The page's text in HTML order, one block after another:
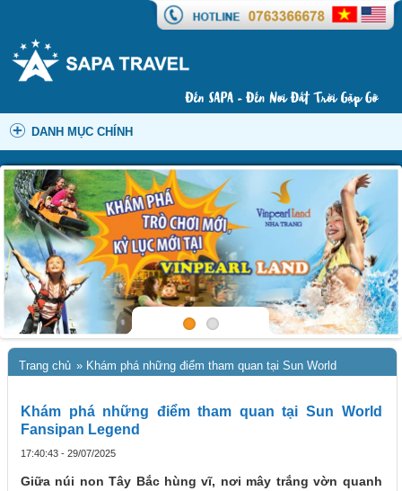
DANH MỤC CHÍNH
Trang chủ » Khám phá những điểm tham quan tại Sun World
Khám phá những điểm tham quan tại Sun World
Fansipan Legend
17:40:43 - 29/07/2025
Giữa núi non Tây Bắc hùng vĩ, nơi mây trắng vờn quanh